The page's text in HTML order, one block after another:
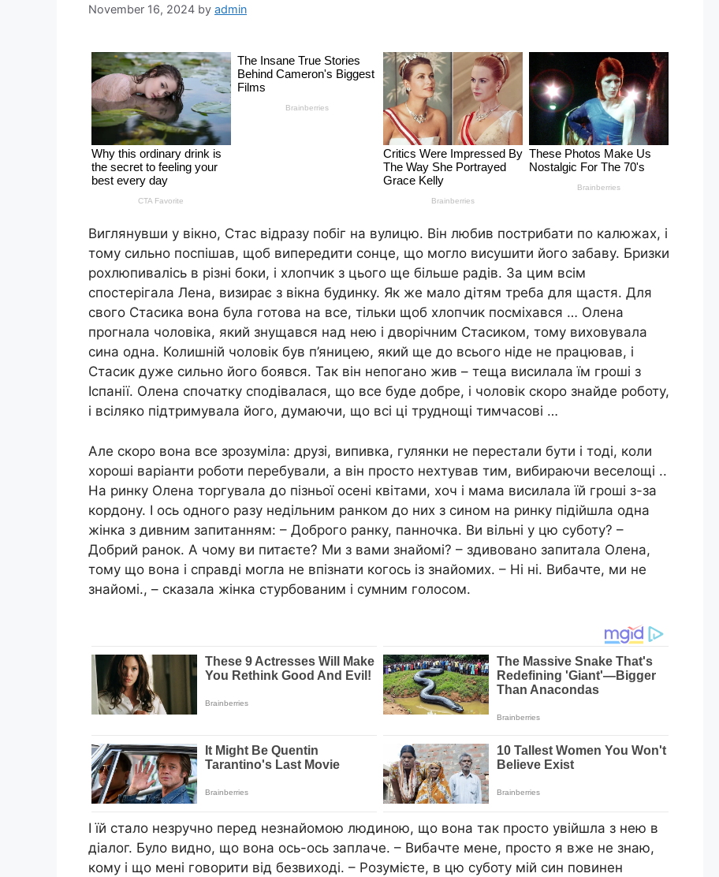
November 16, 2024 by admin
Виглянувши у вікно, Стас відразу побіг на вулицю. Він любив пострибати по калюжах, і
тому сильно поспішав, щоб випередити сонце, що могло висушити його забаву. Бризки
рохлюпивалісь в різні боки, і хлопчик з цього ще більше радів. За цим всім
спостерігала Лена, визирає з вікна будинку. Як же мало дітям треба для щастя. Для
свого Стасика вона була готова на все, тільки щоб хлопчик посміхався … Олена
прогнала чоловіка, який знущався над нею і дворічним Стасиком, тому виховувала
сина одна. Колишній чоловік був п’яницею, який ще до всього ніде не працював, і
Стасик дуже сильно його боявся. Так він непогано жив – теща висилала їм гроші з
Іспанії. Олена спочатку сподівалася, що все буде добре, і чоловік скоро знайде роботу,
і всіляко підтримувала його, думаючи, що всі ці труднощі тимчасові …
Але скоро вона все зрозуміла: друзі, випивка, гулянки не перестали бути і тоді, коли
хороші варіанти роботи перебували, а він просто нехтував тим, вибираючи веселощі ..
На ринку Олена торгувала до пізньої осені квітами, хоч і мама висилала їй гроші з-за
кордону. І ось одного разу недільним ранком до них з сином на ринку підійшла одна
жінка з дивним запитанням: – Доброго ранку, панночка. Ви вільні у цю суботу? –
Добрий ранок. А чому ви питаєте? Ми з вами знайомі? – здивовано запитала Олена,
тому що вона і справді могла не впізнати когось із знайомих. – Ні ні. Вибачте, ми не
знайомі., – сказала жінка стурбованим і сумним голосом.
І їй стало незручно перед незнайомою людиною, що вона так просто увійшла з нею в
діалог. Було видно, що вона ось-ось заплаче. – Вибачте мене, просто я вже не знаю,
кому і що мені говорити від безвиході. – Розумієте, в цю суботу мій син повинен